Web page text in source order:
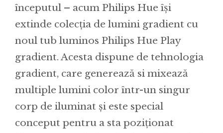
începutul – acum Philips Hue își
extinde colecția de lumini gradient cu
noul tub luminos Philips Hue Play
gradient. Acesta dispune de tehnologia
gradient, care generează si mixează
multiple lumini color într-un singur
corp de iluminat și este special
conceput pentru a sta poziționat